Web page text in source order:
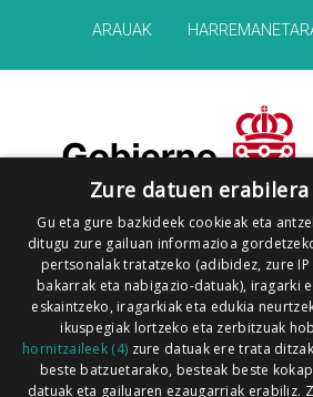
ARAUAK
Zure datuen
Gu eta gure bazkideek cookieak eta
ditugu zure gailuan informazioa
pertsonalak tratatzeko (adibidez, zure
bakarrak eta nabigazio-datuak), iragarki
eskaintzeko, iragarkiak eta edukia
ikuspegiak lortzeko eta zerbitzuak
hornitzaileek (4) zure datuak ere trata
beste batzuetarako, besteak beste
datuak eta gailuaren ezaugarriak erabiliz.